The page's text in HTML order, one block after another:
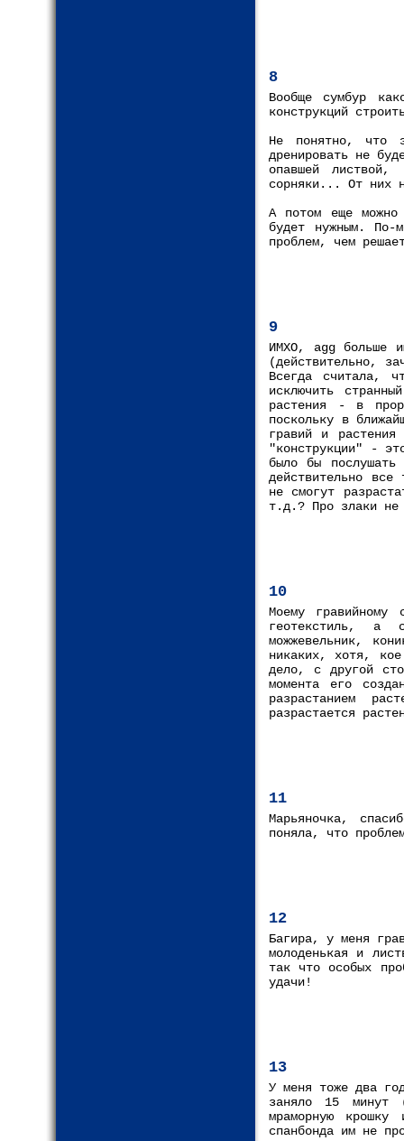
8
Вообще сумбур
конструкций
Не понятно, что
дренировать не
опавшей
сорняки... От них
А потом еще можно
будет нужным. По-
проблем, чем
9
ИМХО, agg больше
(действительно,
Всегда считала,
исключить
растения - в
поскольку в
гравий и
"конструкции" -
было бы
действительно
не смогут
т.д.? Про злаки не
10
Моему
геотекстиль, а
можжевельник,
никаких, хотя,
дело, с другой
момента его
разрастанием
разрастается
11
Марьяночка,
поняла, что
12
Багира, у меня
молоденькая и
так что особых
удачи!
13
У меня тоже два
заняло 15 минут
мраморную
спанбонда им не